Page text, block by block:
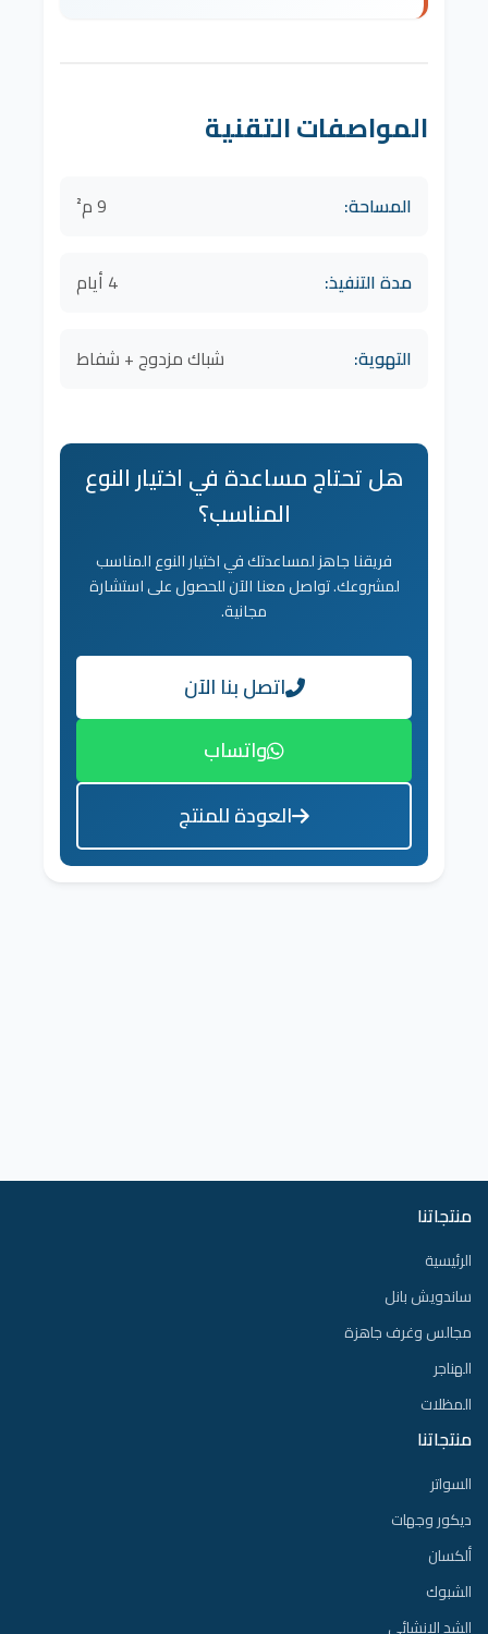
المواصفات التقنية
المساحة: 9 م²
مدة التنفيذ: 4 أيام
التهوية: شباك مزدوج + شفاط
هل تحتاج مساعدة في اختيار النوع
المناسب؟
فريقنا جاهز لمساعدتك في اختيار النوع المناسب
لمشروعك. تواصل معنا الآن للحصول على استشارة
مجانية.
اتصل بنا الآن
واتساب
العودة للمنتج
منتجاتنا
الرئيسية
ساندويش بانل
مجالس وغرف جاهزة
الهناجر
المظلات
منتجاتنا
السواتر
ديكور وجهات
ألكسان
الشبوك
الشد الإنشائي